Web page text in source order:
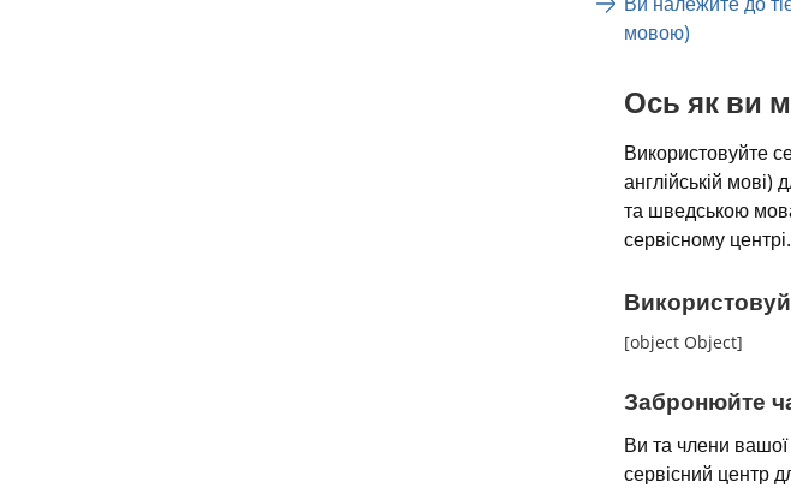
мовою)
Ось як ви
Використовуйте
англійській
та шведською
сервісному центрі.
[object Object]
Забронюйте
Ви та члени вашої
сервісний центр